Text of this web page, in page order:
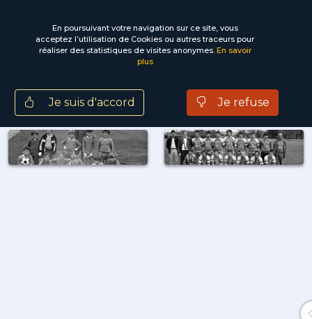
En poursuivant votre navigation sur ce site, vous
acceptez l’utilisation de Cookies ou autres traceurs pour
réaliser des statistiques de visites anonymes. En savoir
plus
Je suis d'accord Je refuse
Cartes postales
football sport equipe
documents
disponibles